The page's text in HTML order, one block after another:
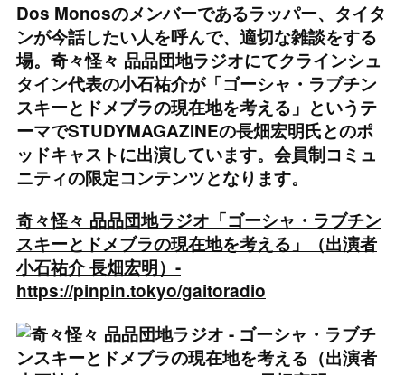
Dos Monosのメンバーであるラッパー、タイタ
ンが今話したい人を呼んで、適切な雑談をする
場。奇々怪々 品品団地ラジオにてクラインシュ
タイン代表の小石祐介が「ゴーシャ・ラブチン
スキーとドメブラの現在地を考える」というテ
ーマでSTUDYMAGAZINEの長畑宏明氏とのポ
ッドキャストに出演しています。会員制コミュ
ニティの限定コンテンツとなります。
奇々怪々 品品団地ラジオ「ゴーシャ・ラブチン
スキーとドメブラの現在地を考える」（出演者
小石祐介 長畑宏明）-
https://pinpin.tokyo/gaitoradio